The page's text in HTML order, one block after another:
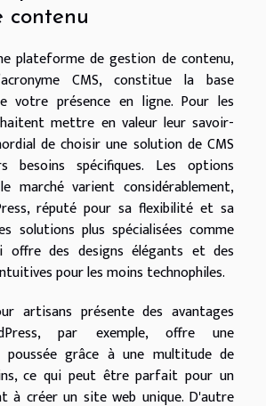
contenu
plateforme de gestion de contenu,
CMS, constitue la base
votre présence en ligne. Pour les
mettre en valeur leur savoir-
de choisir une solution de CMS
besoins spécifiques. Les options
marché varient considérablement,
réputé pour sa flexibilité et sa
solutions plus spécialisées comme
offre des designs élégants et des
pour les moins technophiles.
artisans présente des avantages
par exemple, offre une
poussée grâce à une multitude de
ce qui peut être parfait pour un
à créer un site web unique. D'autre